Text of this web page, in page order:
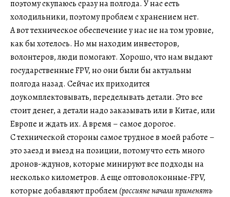
поэтому скупаюсь сразу на полгода. У нас есть
холодильники, поэтому проблем с хранением нет.
А вот техническое обеспечение у нас не на том уровне,
как бы хотелось. Но мы находим инвесторов,
волонтеров, люди помогают. Хорошо, что нам выдают
государственные FPV, но они были бы актуальны
полгода назад. Сейчас их приходится
доукомплектовывать, переделывать детали. Это все
стоит денег, а детали надо заказывать или в Китае, или
Европе и ждать их. А время – самое дорогое.
С технической стороны самое трудное в моей работе –
это заезд и выезд на позиции, потому что есть много
дронов-ждунов, которые минируют все подходы на
несколько километров. А еще оптоволоконные-FPV,
которые добавляют проблем(россияне начали применять